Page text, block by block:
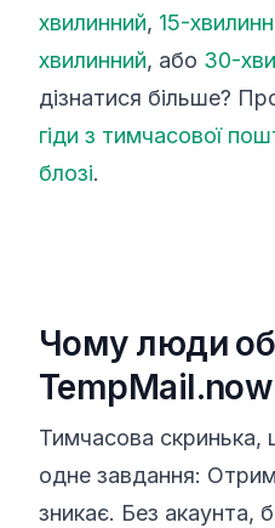
хвилинний, 15-
хвилинний, або 30-
дізнатися більше?
гіди з тимчасової
блозі.
Чому люди
TempMail.now
Тимчасова
одне завдання:
зникає. Без акаунта,